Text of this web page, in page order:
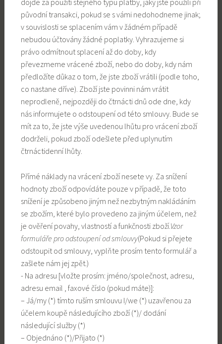
dojde za použití stejného typu platby, jaký jste použili při
původní transakci, pokud se s vámi nedohodneme jinak;
v souvislosti se splacením vám v žádném případě
nebudou účtovány žádné poplatky. Vyhrazujeme si
právo odmítnout splacení až do doby, kdy
převezmeme vrácené zboží, nebo do doby, kdy nám
předložíte důkaz o tom, že jste zboží vrátili (podle toho,
co nastane dříve). Zboží jste povinni nám vrátit
neprodleně, nejpozději do čtrnácti dnů ode dne, kdy
nás informujete o odstoupení od této smlouvy. Bude se
mít za to, že jste výše uvedenou lhůtu pro vrácení zboží
dodrželi, pokud zboží odešlete před uplynutím
čtrnáctidenní lhůty.
Přímé náklady na vrácení zboží nesete vy. Za snížení
hodnoty zboží odpovídáte pouze v případě, že toto
snížení je způsobeno jiným než nezbytným nakládáním
se zbožím, které bylo provedeno za jiným účelem, než
je ověření povahy, vlastností a funkčnosti zboží. Vzor
formuláře pro odstoupení od smlouvy(Pokud si přejete
odstoupit od smlouvy, vyplňte prosím tento formulář a
zašlete nám jej zpět.)
- Na adresu [vložte prosím: jméno/společnost, adresu,
adresu email , faxové číslo (pokud máte)]:
– Já/my (*) tímto ruším smlouvu I/we (*) uzavřenou za
účelem koupě následujícího zboží (*)/ dodání
následující služby (*)
– Objednáno (*)/Přijato (*)